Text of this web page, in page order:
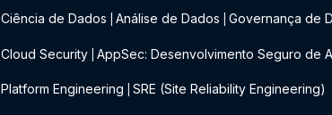
Ciência de Dados Análise de Dados Governança de
Cloud Security AppSec: Desenvolvimento Seguro de
Platform Engineering SRE (Site Reliability Engineering)